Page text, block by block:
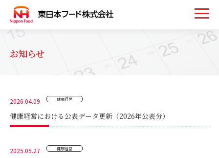
トップ
事業案内
お知らせ
2026.04.09 健康経営
健康経営における公表データ更新（2026年公表分）
2025.05.27 健康経営